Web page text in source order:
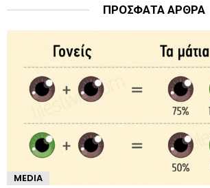
ΠΡΌΣΦΑΤΑ ΆΡΘΡΑ
MEDIA